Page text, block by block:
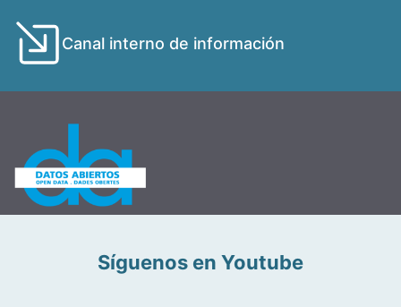
Canal interno de información
Síguenos en Youtube